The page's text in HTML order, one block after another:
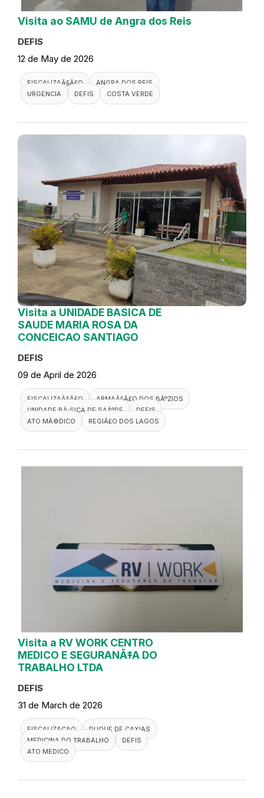
Visita ao SAMU de Angra dos Reis
DEFIS
12 de May de 2026
FISCALIZAÃ§Ã£O
ANGRA DOS REIS
URGENCIA
DEFIS COSTA VERDE
Visita a UNIDADE BASICA DE
SAUDE MARIA ROSA DA
CONCEICAO SANTIAGO
DEFIS
09 de April de 2026
FISCALIZAÃ§Ã£O
ARMAÃ§Ã£O DOS BÃºZIOS
UNIDADE BÃ¡SICA DE SAÃºDE
DEFIS
ATO MÃ©DICO
REGIÃ£O DOS LAGOS
Visita a RV WORK CENTRO
MEDICO E SEGURANÃ‡A DO
TRABALHO LTDA
DEFIS
31 de March de 2026
FISCALIZACAO
DUQUE DE CAXIAS
MEDICINA DO TRABALHO
DEFIS
ATO MEDICO